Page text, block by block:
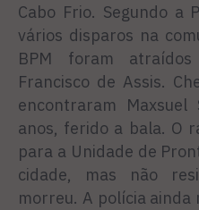
Cabo Frio. Segundo a
vários disparos na
BPM foram
Francisco de Assis.
encontraram
anos, ferido a bala. O
para a Unidade de
cidade, mas não
morreu. A polícia ainda